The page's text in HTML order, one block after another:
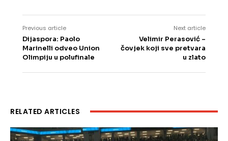
Previous article
Dijaspora: Paolo
Marinelli odveo Union
Olimpiju u polufinale
Next article
Velimir Perasović –
čovjek koji sve pretvara
u zlato
RELATED ARTICLES